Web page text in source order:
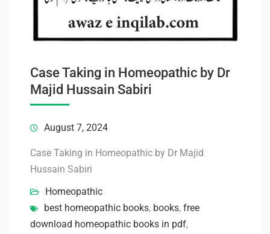
Case Taking in Homeopathic by Dr
Majid Hussain Sabiri
August 7, 2024
Case Taking in Homeopathic by Dr Majid
Hussain Sabiri
Homeopathic
best homeopathic books, books, free
download homeopathic books in pdf,